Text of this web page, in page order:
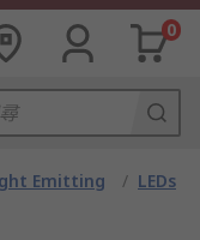
0
Emitting
/ LEDs